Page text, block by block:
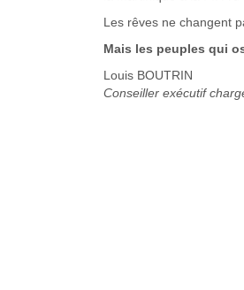
Les rêves ne changent
Mais les peuples qui
Louis BOUTRIN
Conseiller exécutif